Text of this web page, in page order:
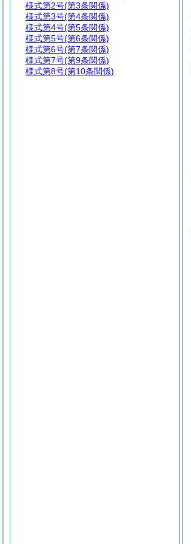
様式第2号(第3条関係)
様式第3号(第4条関係)
様式第4号(第5条関係)
様式第5号(第6条関係)
様式第6号(第7条関係)
様式第7号(第9条関係)
様式第8号(第10条関係)